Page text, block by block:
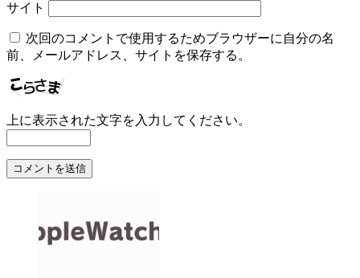
サイト
次回のコメントで使用するためブラウザーに自分の名
前、メールアドレス、サイトを保存する。
上に表示された文字を入力してください。